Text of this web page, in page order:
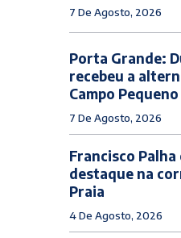
7 De Agosto, 2026
Porta Grande:
recebeu a
Campo Pequeno
7 De Agosto, 2026
Francisco Palha
destaque na
Praia
4 De Agosto, 2026